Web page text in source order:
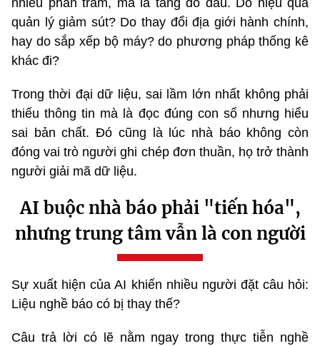
nhiêu phần trăm, mà là tăng do đâu. Do hiệu quả
quản lý giảm sút? Do thay đổi địa giới hành chính,
hay do sắp xếp bộ máy? do phương pháp thống kê
khác đi?
Trong thời đại dữ liệu, sai lầm lớn nhất không phải
thiếu thông tin mà là đọc đúng con số nhưng hiểu
sai bản chất. Đó cũng là lúc nhà báo không còn
đóng vai trò người ghi chép đơn thuần, họ trở thành
người giải mã dữ liệu.
AI buộc nhà báo phải "tiến hóa",
nhưng trung tâm vẫn là con người
Sự xuất hiện của AI khiến nhiều người đặt câu hỏi:
Liệu nghề báo có bị thay thế?
Câu trả lời có lẽ nằm ngay trong thực tiễn nghề